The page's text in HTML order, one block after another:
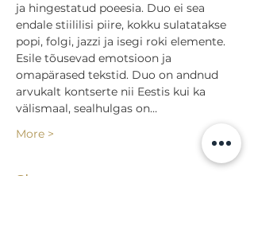
ja hingestatud poeesia. Duo ei sea
endale stiililisi piire, kokku sulatatakse
popi, folgi, jazzi ja isegi roki elemente.
Esile tõusevad emotsioon ja
omapärased tekstid. Duo on andnud
arvukalt kontserte nii Eestis kui ka
välismaal, sealhulgas on…
More >
Share